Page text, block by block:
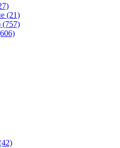
(21)
(757)